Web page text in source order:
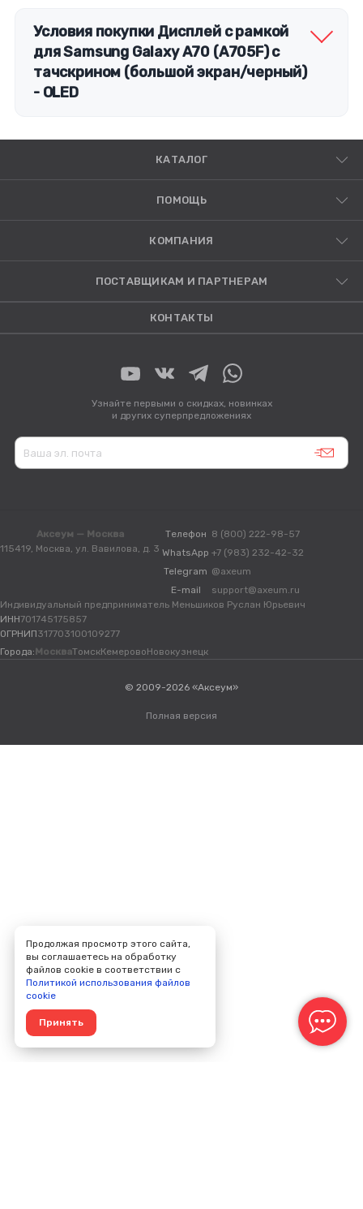
Условия покупки Дисплей с рамкой
для Samsung Galaxy A70 (A705F) с
тачскрином (большой экран/черный)
- OLED
КАТАЛОГ
ПОМОЩЬ
КОМПАНИЯ
ПОСТАВЩИКАМ И ПАРТНЕРАМ
КОНТАКТЫ
Узнайте первыми о скидках, новинках
и других суперпредложениях
Аксеум — Москва
115419, Москва, ул. Вавилова, д. 3
Телефон 8 (800) 222-98-57
WhatsApp +7 (983) 232-42-32
Telegram @axeum
E-mail
support@axeum.ru
Индивидуальный предприниматель Меньшиков Руслан Юрьевич
ИНН701745175857
ОГРНИП317703100109277
Города: МоскваТомскКемеровоНовокузнецк
© 2009-2026 «Аксеум»
Полная версия
Продолжая просмотр этого сайта,
вы соглашаетесь на обработку
файлов cookie в соответствии с
Политикой использования файлов
cookie
Принять